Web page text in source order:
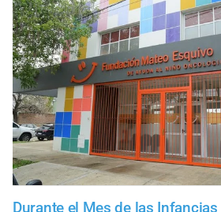
Durante el Mes de las Infancias